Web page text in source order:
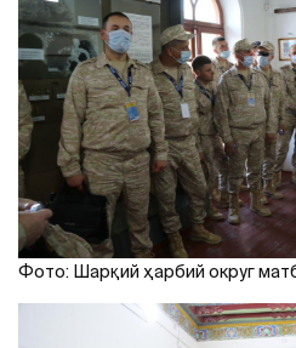
Фото: Шарқий ҳарбий округ